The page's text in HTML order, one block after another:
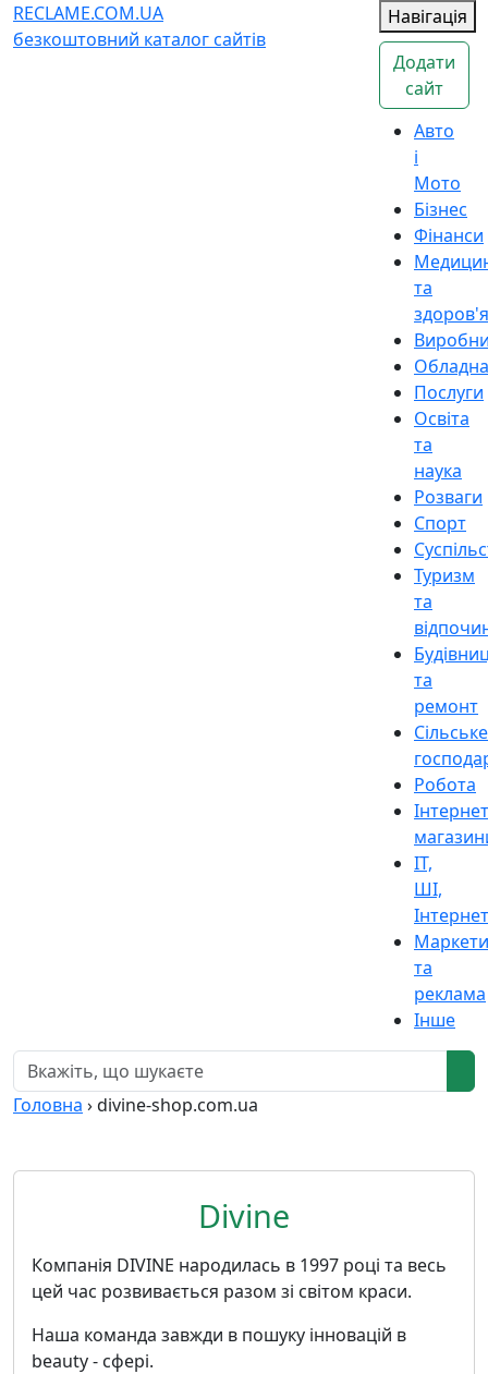
RECLAME.COM.UA
безкоштовний каталог сайтів
Навігація
Додати
сайт
Авто
і
Мото
Бізнес
Фінанси
та
здоров'я
Послуги
Освіта
та
наука
Розваги
Спорт
Туризм
та
та
ремонт
Сільське
Робота
Інтернет
ІТ,
ШІ,
Інтернет
та
реклама
Інше
Головна ›divine-shop.com.ua
Divine
Компанія DIVINE народилась в 1997 році та весь
цей час розвивається разом зі світом краси.
Наша команда завжди в пошуку інновацій в
beauty - сфері.